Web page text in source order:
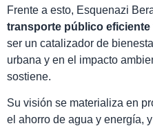
Frente a esto, Esquenazi
transporte público
ser un catalizador de
urbana y en el impacto
sostiene.
Su visión se materializa en
el ahorro de agua y energía,